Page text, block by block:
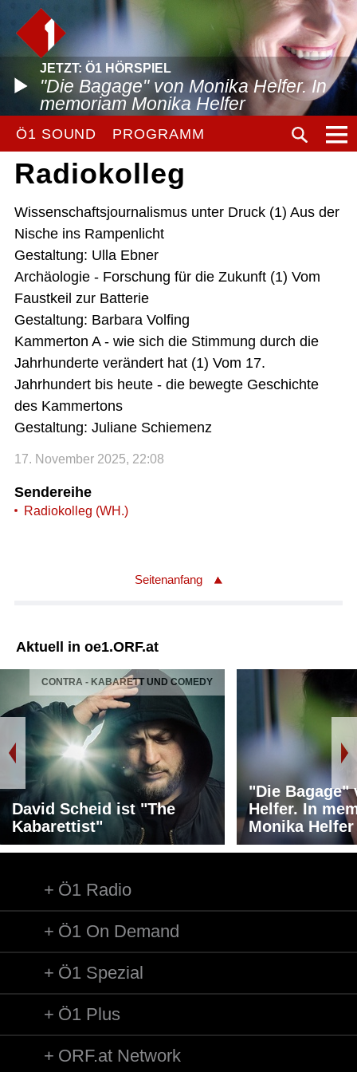
JETZT: Ö1 HÖRSPIEL
"Die Bagage" von Monika Helfer. In
memoriam Monika Helfer
Ö1 SOUND PROGRAMM
Radiokolleg
Wissenschaftsjournalismus unter Druck (1) Aus der
Nische ins Rampenlicht
Gestaltung: Ulla Ebner
Archäologie - Forschung für die Zukunft (1) Vom
Faustkeil zur Batterie
Gestaltung: Barbara Volfing
Kammerton A - wie sich die Stimmung durch die
Jahrhunderte verändert hat (1) Vom 17.
Jahrhundert bis heute - die bewegte Geschichte
des Kammertons
Gestaltung: Juliane Schiemenz
17. November 2025, 22:08
Sendereihe
Radiokolleg (WH.)
Seitenanfang
Aktuell in oe1.ORF.at
CONTRA - KABARETT UND COMEDY
David Scheid ist "The
Kabarettist"
"Die Bagage"
Helfer. In
Monika Helfer
Ö1 Radio
Ö1 On Demand
Ö1 Spezial
Ö1 Plus
ORF.at Network